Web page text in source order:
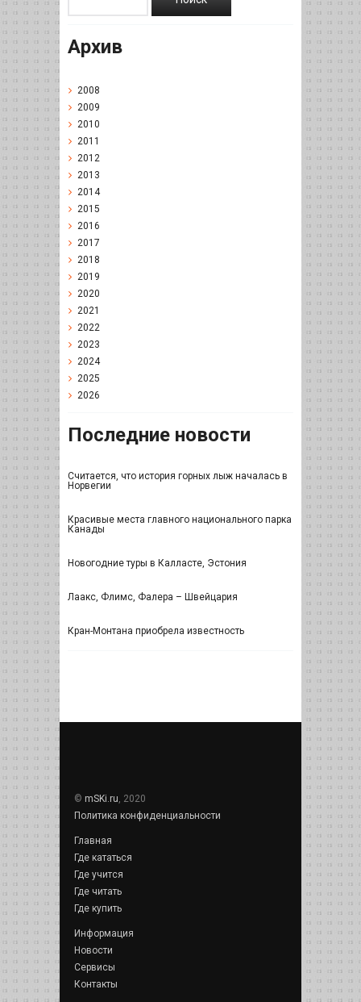
Архив
2008
2009
2010
2011
2012
2013
2014
2015
2016
2017
2018
2019
2020
2021
2022
2023
2024
2025
2026
Последние новости
Считается, что история горных лыж началась в
Норвегии
Красивые места главного национального парка
Канады
Новогодние туры в Калласте, Эстония
Лаакс, Флимс, Фалера – Швейцария
Кран-Монтана приобрела известность
© mSKi.ru, 2020
Политика конфиденциальности
Главная
Где кататься
Где учится
Где читать
Где купить
Информация
Новости
Сервисы
Контакты